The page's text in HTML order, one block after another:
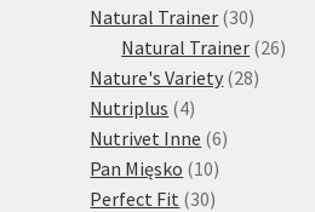
Natural Trainer 3030
produktů
Natural Trainer 2626
Nature's Variety 2828
Nutriplus 44
produkty
Nutrivet Inne 66
Pan Mięsko 1010
produktů
Perfect Fit 3030